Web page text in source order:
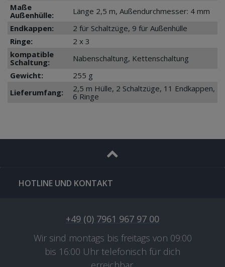
Maße
Außenhülle:
Länge 2,5 m, Außendurchmesser: 4 mm
Endkappen:
2 für Schaltzüge, 9 für Außenhülle
Ringe:
2 x 3
kompatible
Schaltung:
Nabenschaltung, Kettenschaltung
Gewicht:
255 g
Lieferumfang:
2,5 m Hülle, 2 Schaltzüge, 11 Endkappen,
6 Ringe
HOTLINE UND KONTAKT
+49 (0) 7961 967 97 00
Wir sind montags bis freitags von 09:00
bis 16:00 Uhr telefonisch für dich